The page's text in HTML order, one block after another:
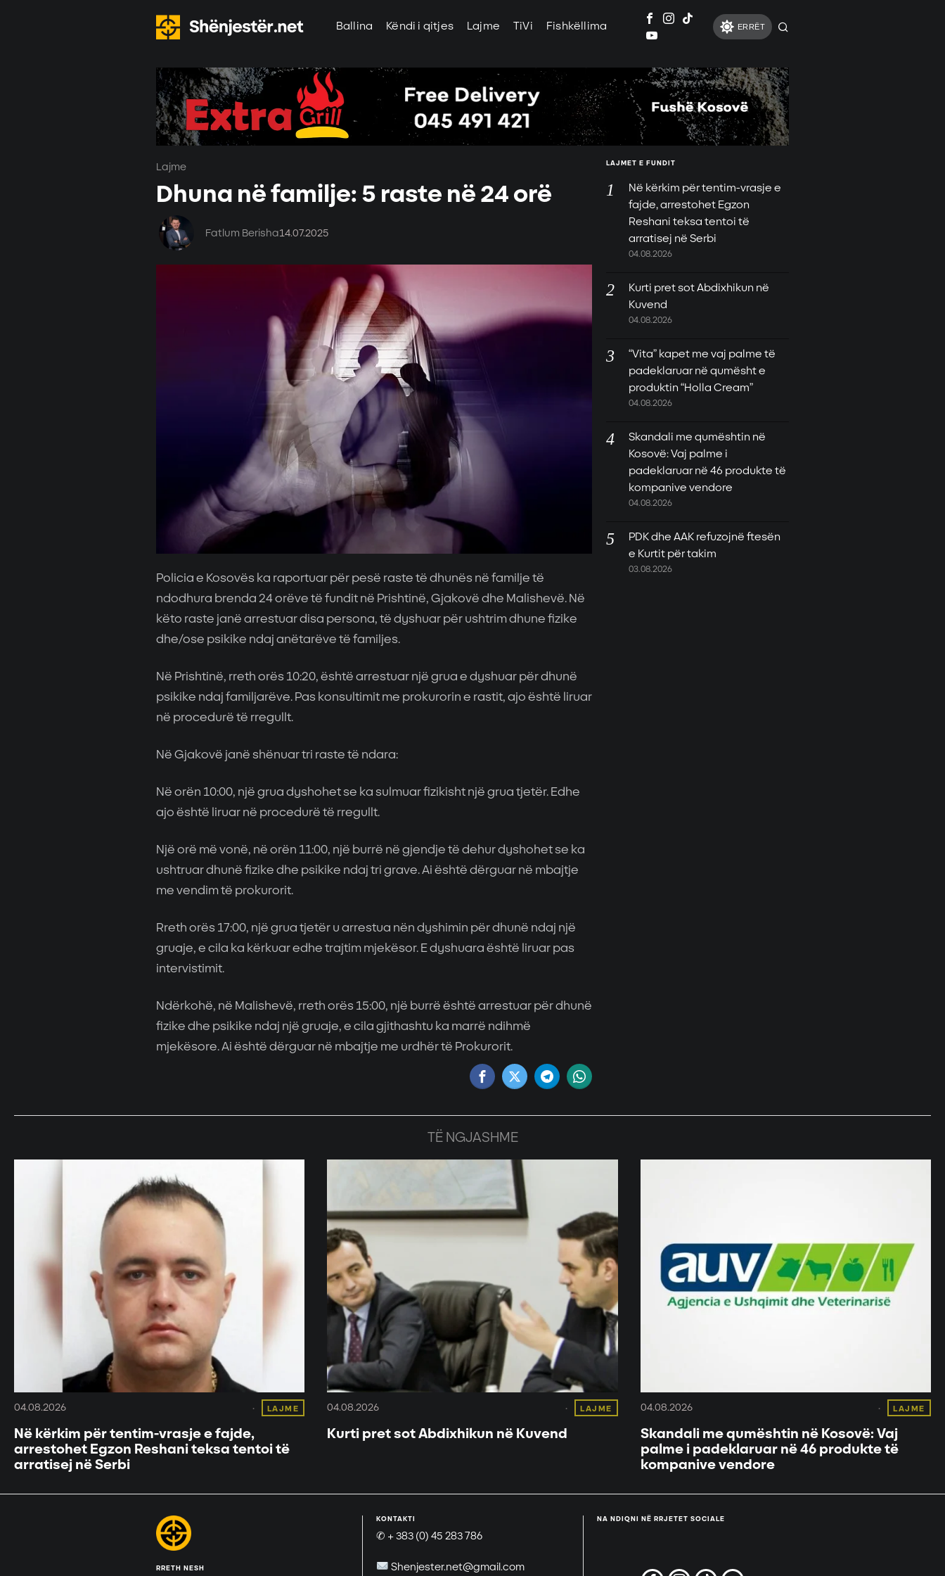
Ballina Këndi i qitjes Lajme TiVi Fishkëllima ERRËT
Lajme
Dhuna në familje: 5 raste në 24 orë
Fatlum Berisha14.07.2025
Policia e Kosovës ka raportuar për pesë raste të dhunës në familje të
ndodhura brenda 24 orëve të fundit në Prishtinë, Gjakovë dhe Malishevë. Në
këto raste janë arrestuar disa persona, të dyshuar për ushtrim dhune fizike
dhe/ose psikike ndaj anëtarëve të familjes.
Në Prishtinë, rreth orës 10:20, është arrestuar një grua e dyshuar për dhunë
psikike ndaj familjarëve. Pas konsultimit me prokurorin e rastit, ajo është liruar
në procedurë të rregullt.
Në Gjakovë janë shënuar tri raste të ndara:
Në orën 10:00, një grua dyshohet se ka sulmuar fizikisht një grua tjetër. Edhe
ajo është liruar në procedurë të rregullt.
Një orë më vonë, në orën 11:00, një burrë në gjendje të dehur dyshohet se ka
ushtruar dhunë fizike dhe psikike ndaj tri grave. Ai është dërguar në mbajtje
me vendim të prokurorit.
Rreth orës 17:00, një grua tjetër u arrestua nën dyshimin për dhunë ndaj një
gruaje, e cila ka kërkuar edhe trajtim mjekësor. E dyshuara është liruar pas
intervistimit.
Ndërkohë, në Malishevë, rreth orës 15:00, një burrë është arrestuar për dhunë
fizike dhe psikike ndaj një gruaje, e cila gjithashtu ka marrë ndihmë
mjekësore. Ai është dërguar në mbajtje me urdhër të Prokurorit.
LAJMET E FUNDIT
Në kërkim për tentim-vrasje e
fajde, arrestohet Egzon
Reshani teksa tentoi të
arratisej në Serbi
04.08.2026
Kurti pret sot Abdixhikun në
Kuvend
04.08.2026
“Vita” kapet me vaj palme të
padeklaruar në qumësht e
produktin “Holla Cream”
04.08.2026
Skandali me qumështin në
Kosovë: Vaj palme i
padeklaruar në 46 produkte të
kompanive vendore
04.08.2026
PDK dhe AAK refuzojnë ftesën
e Kurtit për takim
03.08.2026
TË NGJASHME
04.08.2026 LAJME
Në kërkim për tentim-vrasje e fajde,
arrestohet Egzon Reshani teksa tentoi të
arratisej në Serbi
04.08.2026 LAJME
Kurti pret sot Abdixhikun në Kuvend
04.08.2026 LAJME
Skandali me qumështin në Kosovë: Vaj
palme i padeklaruar në 46 produkte të
kompanive vendore
RRETH NESH
KONTAKTI
✆ + 383 (0) 45 283 786
Shenjester.net@gmail.com
NA NDIQNI NË RRJETET SOCIALE